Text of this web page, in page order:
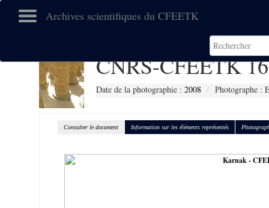
Archives scientifiques du CFEETK
CNRS-CFEETK
Date de la photographie : 2008 Photographe :
Consulter le document Information sur les éléments représentés